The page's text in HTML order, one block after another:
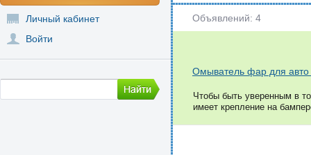
Личный кабинет
Войти
Объявлений: 4
Омыватель фар для
Чтобы быть уверенным в
имеет крепление на